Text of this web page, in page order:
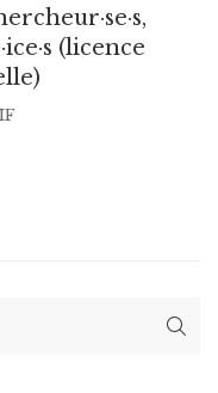
(licence